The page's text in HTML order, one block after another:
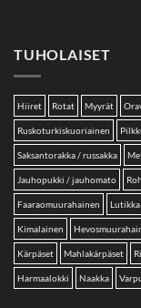
TUHOLAISET
Hiiret Rotat Myyrät
Ruskoturkiskuoriainen
Saksantorakka / russakka
Jauhopukki / jauhomato
Faaraomuurahainen Lutikka
Kimalainen
Kärpäset Mahlakärpäset
Harmaalokki Naakka